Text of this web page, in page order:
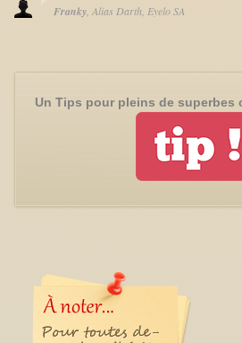
Franky Alias Darth Eyelo SA
Un Tips pour pleins de superbes